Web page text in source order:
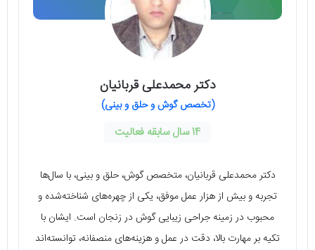
دکتر محمدعلی قربانیان
(تخصص گوش و حلق و بینی)
14 سال سابقه فعالیت
دکتر محمدعلی قربانیان، متخصص گوش، حلق و بینی، با سال‌ها
تجربه و بیش از هزار عمل موفق، یکی از چهره‌های شناخته‌شده و
محبوب در زمینه جراحی زیبایی گوش در زنجان است. ایشان با
تکیه بر مهارت بالا، دقت در عمل و هزینه‌های منصفانه، توانسته‌اند